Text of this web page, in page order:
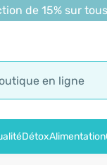
de 15% sur
DétoxAlimentation